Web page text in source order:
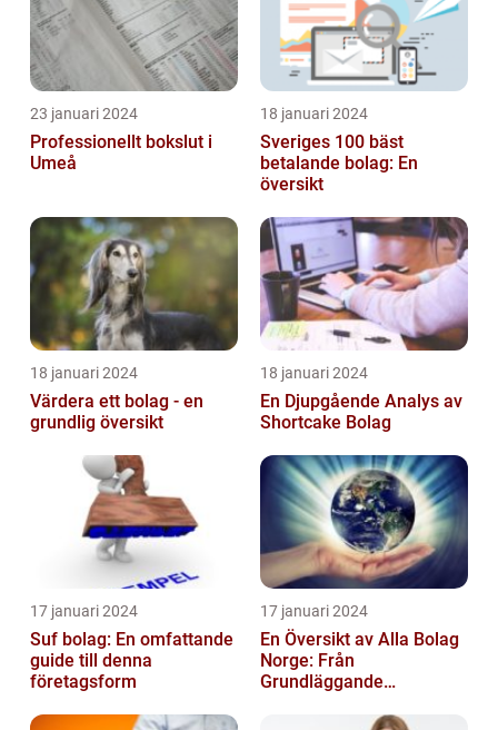
23 januari 2024
Professionellt bokslut i
Umeå
18 januari 2024
Sveriges 100 bäst
betalande bolag: En
översikt
18 januari 2024
Värdera ett bolag - en
grundlig översikt
18 januari 2024
En Djupgående Analys av
Shortcake Bolag
17 januari 2024
Suf bolag: En omfattande
guide till denna
företagsform
17 januari 2024
En Översikt av Alla Bolag
Norge: Från
Grundläggande
Kvantitativa Mätningar